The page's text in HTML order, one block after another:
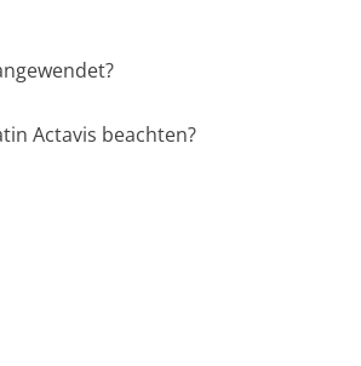
Actavis beachten?